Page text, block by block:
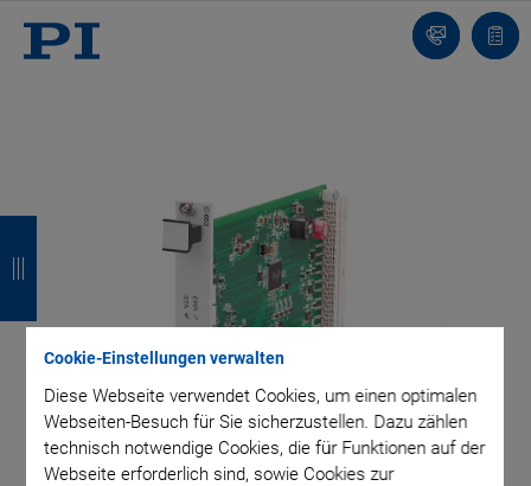
Cookie-Einstellungen verwalten
Diese Webseite verwendet Cookies, um einen optimalen
Webseiten-Besuch für Sie sicherzustellen. Dazu zählen
technisch notwendige Cookies, die für Funktionen auf der
Webseite erforderlich sind, sowie Cookies zur
Kontakt
ü
c
k
ü
c
k
ü
c
k
ü
c
k